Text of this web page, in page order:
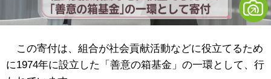
この寄付は、組合が社会貢献活動などに役立てるため
に1974年に設立した「善意の箱基金」の一環として、行